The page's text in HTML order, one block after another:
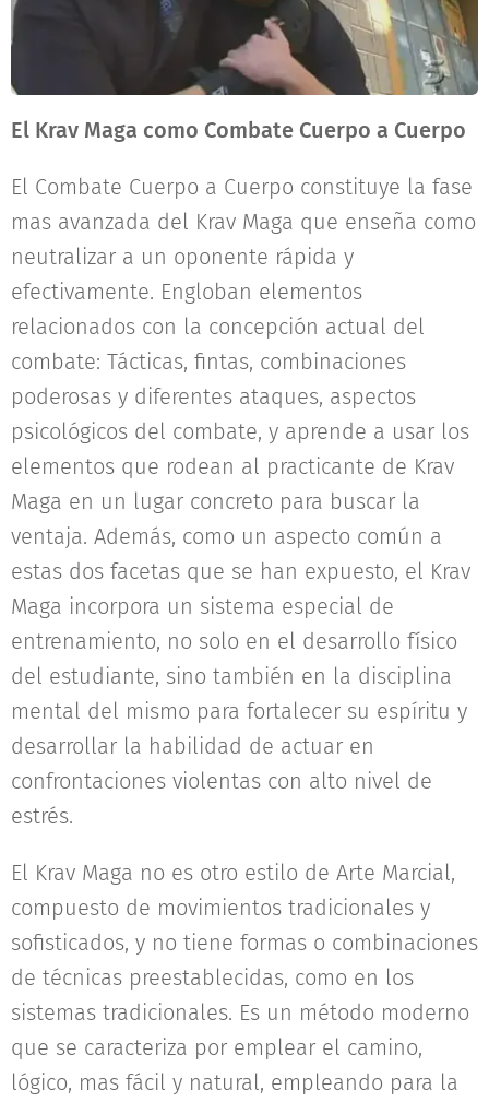
El Krav Maga como Combate Cuerpo a Cuerpo
El Combate Cuerpo a Cuerpo constituye la fase
mas avanzada del Krav Maga que enseña como
neutralizar a un oponente rápida y
efectivamente. Engloban elementos
relacionados con la concepción actual del
combate: Tácticas, fintas, combinaciones
poderosas y diferentes ataques, aspectos
psicológicos del combate, y aprende a usar los
elementos que rodean al practicante de Krav
Maga en un lugar concreto para buscar la
ventaja. Además, como un aspecto común a
estas dos facetas que se han expuesto, el Krav
Maga incorpora un sistema especial de
entrenamiento, no solo en el desarrollo físico
del estudiante, sino también en la disciplina
mental del mismo para fortalecer su espíritu y
desarrollar la habilidad de actuar en
confrontaciones violentas con alto nivel de
estrés.
El Krav Maga no es otro estilo de Arte Marcial,
compuesto de movimientos tradicionales y
sofisticados, y no tiene formas o combinaciones
de técnicas preestablecidas, como en los
sistemas tradicionales. Es un método moderno
que se caracteriza por emplear el camino,
lógico, mas fácil y natural, empleando para la